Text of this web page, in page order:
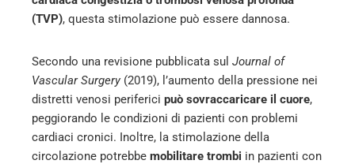
(TVP), questa stimolazione può essere dannosa.
Secondo una revisione pubblicata sul Journal of
Vascular Surgery(2019), l’aumento della pressione nei
distretti venosi periferici può sovraccaricare il cuore,
peggiorando le condizioni di pazienti con problemi
cardiaci cronici. Inoltre, la stimolazione della
circolazione potrebbe mobilitare trombi in pazienti con